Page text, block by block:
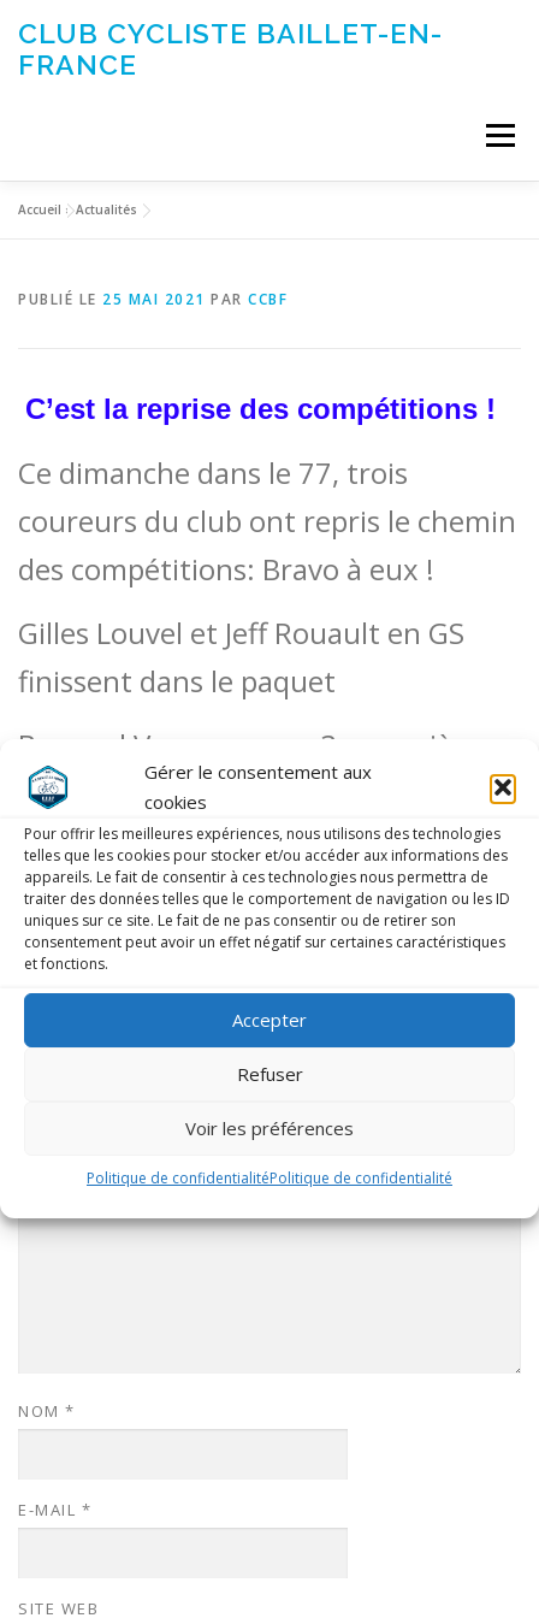
Gérer le consentement aux
cookies
Pour offrir les meilleures expériences, nous utilisons des technologies
telles que les cookies pour stocker et/ou accéder aux informations des
appareils. Le fait de consentir à ces technologies nous permettra de
traiter des données telles que le comportement de navigation ou les ID
uniques sur ce site. Le fait de ne pas consentir ou de retirer son
consentement peut avoir un effet négatif sur certaines caractéristiques
et fonctions.
Accepter
Refuser
Voir les préférences
Politique de confidentialitéPolitique de confidentialité
contenu
CLUB CYCLISTE BAILLET-EN-
FRANCE
Menu
Accueil »Actualités
PUBLIÉ LE 25 MAI 2021 PAR CCBF
C’est la reprise des compétitions !
Ce dimanche dans le 77, trois
coureurs du club ont repris le chemin
des compétitions: Bravo à eux !
Gilles Louvel et Jeff Rouault en GS
finissent dans le paquet
Bernard Vergereau en 3, première
course….et première gamelle 🙁
Heureusement, sans bobo
LAISSER UN COMMENTAIRE
NOM *
E-MAIL *
SITE WEB